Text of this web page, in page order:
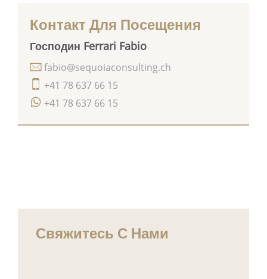
Контакт Для Посещения
Господин Ferrari Fabio
+41 78 637 66 15
+41 78 637 66 15
fabio@sequoiaconsulting.ch
Свяжитесь С Нами